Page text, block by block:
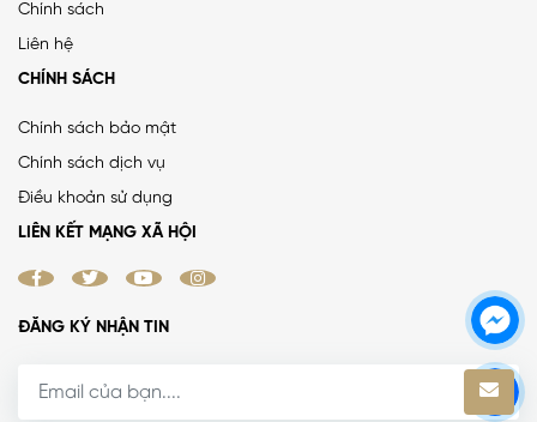
Chính sách
Liên hệ
CHÍNH SÁCH
Chính sách bảo mật
Chính sách dịch vụ
Điều khoản sử dụng
LIÊN KẾT MẠNG XÃ HỘI
ĐĂNG KÝ NHẬN TIN